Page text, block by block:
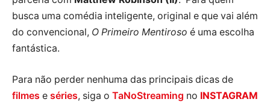
busca uma comédia inteligente, original e que vai além
do convencional, O Primeiro Mentiroso é uma escolha
fantástica.
Para não perder nenhuma das principais dicas de
filmes e séries, siga o TaNoStreaming no INSTAGRAM